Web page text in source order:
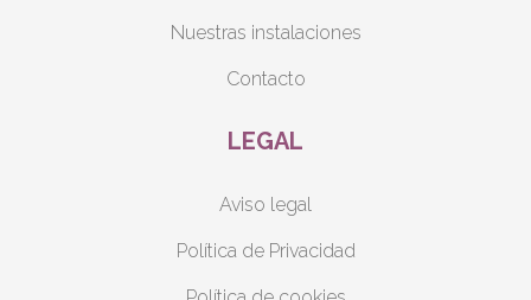
Nuestras instalaciones
Contacto
LEGAL
Aviso legal
Política de Privacidad